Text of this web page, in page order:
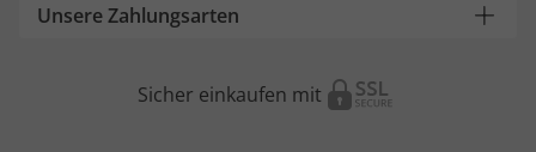
Unsere Zahlungsarten
Sicher einkaufen mit